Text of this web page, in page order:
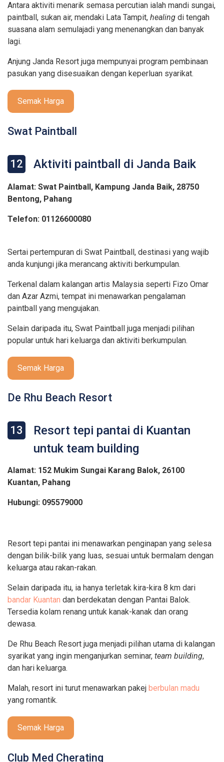
Antara aktiviti menarik semasa percutian ialah mandi sungai,
paintball, sukan air, mendaki Lata Tampit, healing di tengah
suasana alam semulajadi yang menenangkan dan banyak
lagi.
Anjung Janda Resort juga mempunyai program pembinaan
pasukan yang disesuaikan dengan keperluan syarikat.
Semak Harga
Swat Paintball
12 Aktiviti paintball di Janda Baik
Alamat: Swat Paintball, Kampung Janda Baik, 28750
Bentong, Pahang
Telefon: 01126600080
Sertai pertempuran di Swat Paintball, destinasi yang wajib
anda kunjungi jika merancang aktiviti berkumpulan.
Terkenal dalam kalangan artis Malaysia seperti Fizo Omar
dan Azar Azmi, tempat ini menawarkan pengalaman
paintball yang mengujakan.
Selain daripada itu, Swat Paintball juga menjadi pilihan
popular untuk hari keluarga dan aktiviti berkumpulan.
Semak Harga
De Rhu Beach Resort
13
Resort tepi pantai di Kuantan
untuk team building
Alamat: 152 Mukim Sungai Karang Balok, 26100
Kuantan, Pahang
Hubungi: 095579000
Resort tepi pantai ini menawarkan penginapan yang selesa
dengan bilik-bilik yang luas, sesuai untuk bermalam dengan
keluarga atau rakan-rakan.
Selain daripada itu, ia hanya terletak kira-kira 8 km dari
bandar Kuantan dan berdekatan dengan Pantai Balok.
Tersedia kolam renang untuk kanak-kanak dan orang
dewasa.
De Rhu Beach Resort juga menjadi pilihan utama di kalangan
syarikat yang ingin menganjurkan seminar, team building,
dan hari keluarga.
Malah, resort ini turut menawarkan pakej berbulan madu
yang romantik.
Semak Harga
Club Med Cherating